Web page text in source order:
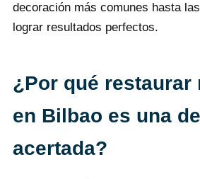
decoración más comunes hasta
lograr resultados perfectos.
¿Por qué restaurar
en Bilbao es una
acertada?